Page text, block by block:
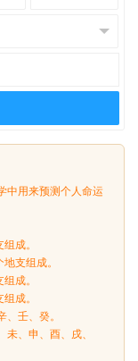
中用来预测个人命运
成。
支组成。
成。
成。
壬、癸。
、申、酉、戌、